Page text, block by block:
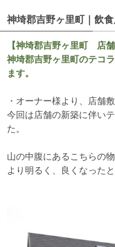
神埼郡吉野ヶ里町｜飲
【神埼郡吉野ヶ里町 店
神埼郡吉野ヶ里町のテコ
ます。
・オーナー様より、店舗
今回は店舗の新築に伴い
た。
山の中腹にあるこちらの
より明るく、良くなった